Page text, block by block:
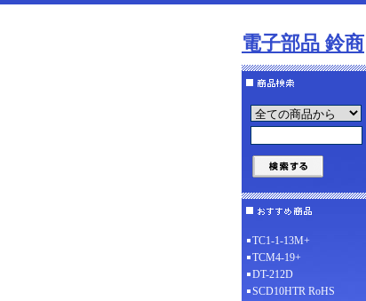
電子部品 鈴商
TC1-1-13M+
TCM4-19+
DT-212D
SCD10HTR RoHS